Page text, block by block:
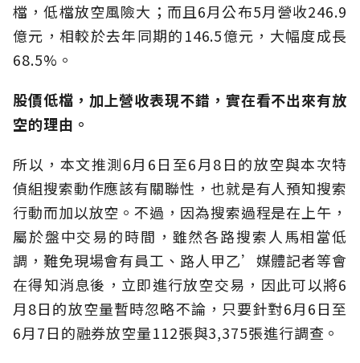
檔，低檔放空風險大；而且6月公布5月營收246.9
億元，相較於去年同期的146.5億元，大幅度成長
68.5%。
股價低檔，加上營收表現不錯，實在看不出來有放
空的理由。
所以，本文推測6月6日至6月8日的放空與本次特
偵組搜索動作應該有關聯性，也就是有人預知搜索
行動而加以放空。不過，因為搜索過程是在上午，
屬於盤中交易的時間，雖然各路搜索人馬相當低
調，難免現場會有員工、路人甲乙’媒體記者等會
在得知消息後，立即進行放空交易，因此可以將6
月8日的放空量暫時忽略不論，只要針對6月6日至
6月7日的融券放空量112張與3,375張進行調查。